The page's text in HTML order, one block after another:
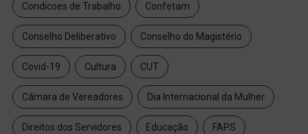
Condicoes de Trabalho Confetam
Conselho Deliberativo Conselho do Magistério
Covid-19 Cultura CUT
Câmara de Vereadores Dia Internacional da Mulher
Direitos dos Servidores Educação FAPS